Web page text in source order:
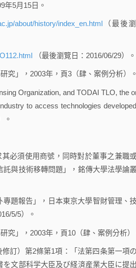
年5月15日。
about/history/index_en.html （最後
（最後瀏覽日：2016/06/29）。
究」，2003年，頁3（肆、案例分析）。
Organization, and TODAI TLO, the
to access technologies
。
必須使用商號，同時對於董事之兼職
與技術移轉問題」，銘傳大學法學論叢
題報告」，日本東京大學智財管理、
5/5）。
究」，2003年，頁10（肆、案例分析）
訂）第2條第1項：「法第四条第一項
文部科学大臣及び経済産業大臣に提